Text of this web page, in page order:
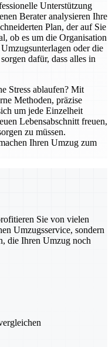
Unterstützung
Berater analysieren Ihre
Plan, der auf Sie
ob es um die Organisation
oder die
dafür, dass alles in
Stress ablaufen? Mit
Methoden, präzise
um jede Einzelheit
Lebensabschnitt freuen,
zu müssen.
Ihren Umzug zum
Sie von vielen
Umzugsservice, sondern
die Ihren Umzug noch